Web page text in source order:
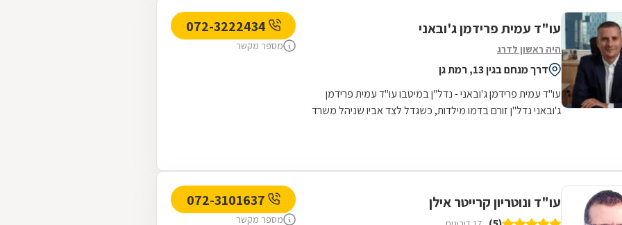
עו"ד עמית פרידמן ג'ובאני
היה ראשון לדרג
דרך מנחם בגין 13, רמת גן
עו"ד עמית פרידמן ג'ובאני - נדל"ן במיטבו עו"ד עמית פרידמן
ג'ובאני נדל"ן זורם בדמו מילדות, כשגדל לצד אביו שניהל משרד
מספר מקשר
עו"ד ונוטריון קרייטר אילן
מספר מקשר